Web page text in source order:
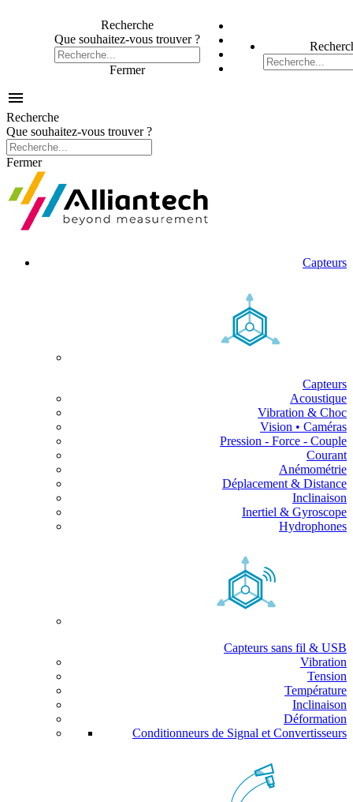
Recherche
Que souhaitez-vous trouver ?
Fermer

Recherche
Que souhaitez-vous trouver ?
Fermer
Capteurs
Capteurs
Acoustique
Vibration & Choc
Vision • Caméras
Pression - Force - Couple
Courant
Anémométrie
Déplacement & Distance
Inclinaison
Inertiel & Gyroscope
Hydrophones
Capteurs sans fil & USB
Vibration
Tension
Température
Inclinaison
Déformation
Conditionneurs de Signal et Convertisseurs